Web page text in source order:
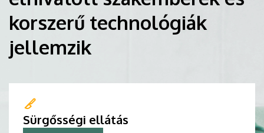
korszerű technológiák
jellemzik
Sürgősségi ellátás